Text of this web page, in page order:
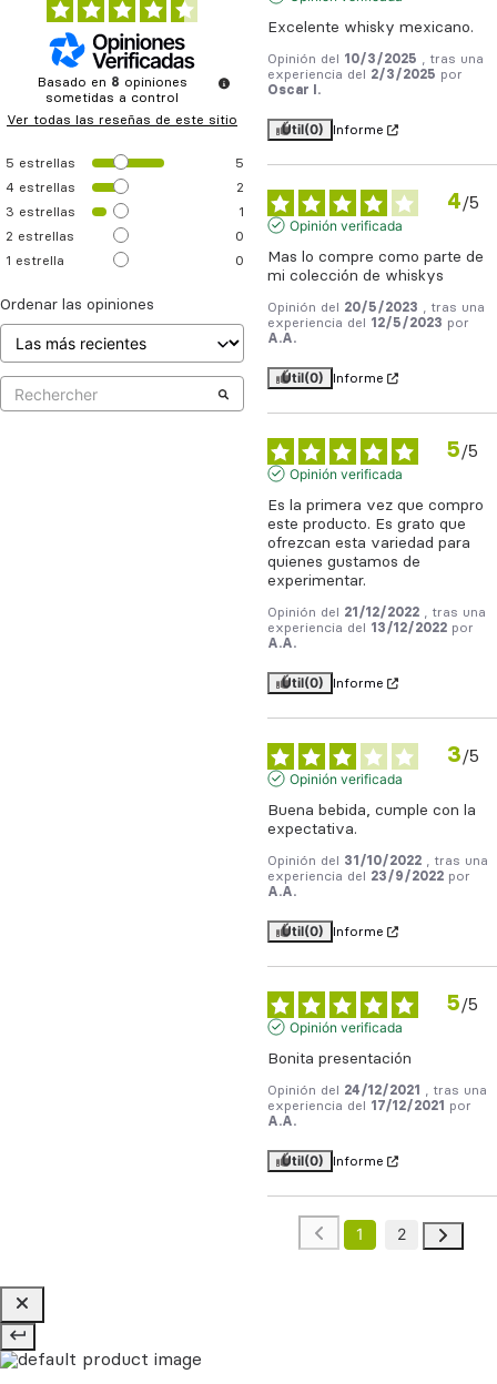
Basado en 8 opiniones
sometidas a control
Ver todas las reseñas de este sitio
5 estrellas
5
4 estrellas
2
3 estrellas
1
2 estrellas
0
1 estrella 0
Ordenar las opiniones
Excelente whisky mexicano.
Opinión del 10/3/2025
, tras una
experiencia del
2/3/2025 por
Oscar I.
Útil(0) Informe
4/5
Opinión verificada
Mas lo compre como parte de
mi colección de whiskys
Opinión del 20/5/2023
, tras una
experiencia del
12/5/2023 por
A.A.
Útil(0) Informe
5/5
Opinión verificada
Es la primera vez que compro
este producto. Es grato que
ofrezcan esta variedad para
quienes gustamos de
experimentar.
Opinión del 21/12/2022
, tras una
experiencia del
13/12/2022 por
A.A.
Útil(0) Informe
3/5
Opinión verificada
Buena bebida, cumple con la
expectativa.
Opinión del 31/10/2022
, tras una
experiencia del
23/9/2022 por
A.A.
Útil(0) Informe
5/5
Opinión verificada
Bonita presentación
Opinión del 24/12/2021
, tras una
experiencia del
17/12/2021
por
A.A.
Útil(0) Informe
1 2